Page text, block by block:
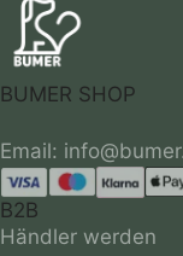
BUMER SHOP
B2B
Händler werden